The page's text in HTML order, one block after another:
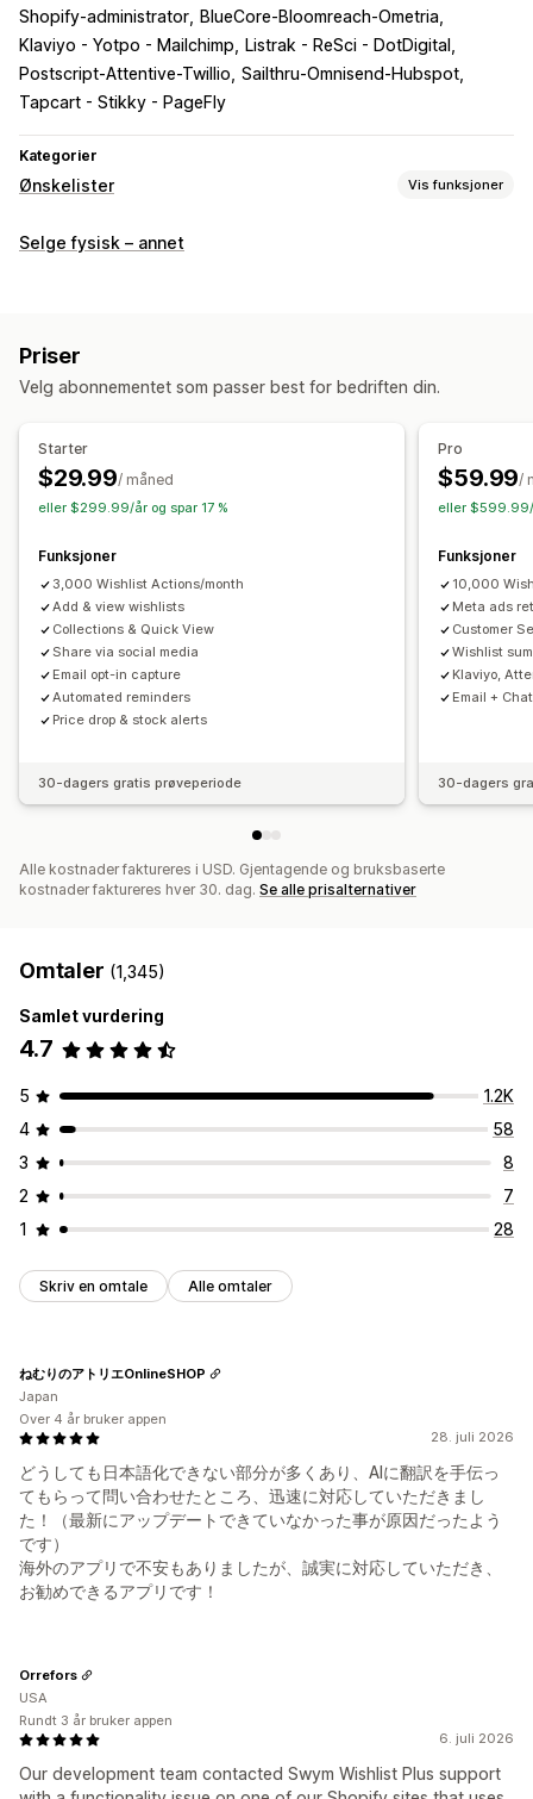
Shopify-administrator
BlueCore-Bloomreach-Ometria
Klaviyo - Yotpo - Mailchimp
Listrak - ReSci - DotDigital
Postscript-Attentive-Twillio Sailthru-Omnisend-Hubspot
Tapcart - Stikky - PageFly
Kategorier
Ønskelister Vis funksjoner
Listetyper
Listeadministrasjon
Flere lister
Konverteringsanalyse
Tilpasning
Tilpasset merkevarebygging
Tilpassede ikoner Flere språk
Kjøpsvarsler
Prisvarsler Lagerbeholdningsvarsler
Selge fysisk – annet
Priser
Velg abonnementet som passer best for bedriften din.
Starter
$29.99/ måned
eller $299.99/år og spar 17 %
Funksjoner
3,000 Wishlist Actions/month
Add & view wishlists
Collections & Quick View
Share via social media
Email opt-in capture
Automated reminders
Price drop & stock alerts
30-dagers gratis prøveperiode
Pro
$59.99/
eller $599.99/
Funksjoner
10,000
Meta ads
Customer
Wishlist
Klaviyo,
Email +
30-dagers
Alle kostnader faktureres i USD. Gjentagende og bruksbaserte
kostnader faktureres hver 30. dag. Se alle prisalternativer
Omtaler (1,345)
Samlet vurdering
4.7
5
1.2K
4
58
3
8
2
7
1
28
Skriv en omtale Alle omtaler
28. juli 2026
どうしても日本語化できない部分が多くあり、AIに翻訳を手伝っ
てもらって問い合わせたところ、迅速に対応していただきまし
た！（最新にアップデートできていなかった事が原因だったよう
です）
海外のアプリで不安もありましたが、誠実に対応していただき、
お勧めできるアプリです！
ねむりのアトリエOnlineSHOP
Japan
Over 4 år bruker appen
6. juli 2026
Our development team contacted Swym Wishlist Plus support
Orrefors
USA
Rundt 3 år bruker appen